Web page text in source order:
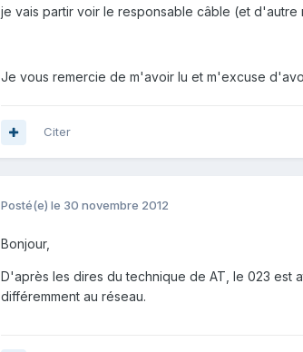
je vais partir voir le responsable câble (et
Je vous remercie de m'avoir lu et m'excuse
Citer
Posté(e) le 30 novembre 2012
Bonjour,
D'après les dires du technique de AT, le 023 est
différemment au réseau.